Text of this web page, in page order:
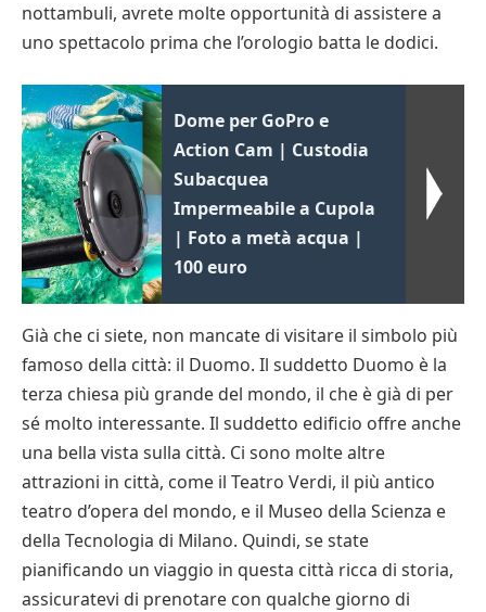
nottambuli, avrete molte opportunità di assistere a
uno spettacolo prima che l’orologio batta le dodici.
Dome per GoPro e
Action Cam | Custodia
Subacquea
Impermeabile a Cupola
| Foto a metà acqua |
100 euro
Già che ci siete, non mancate di visitare il simbolo più
famoso della città: il Duomo. Il suddetto Duomo è la
terza chiesa più grande del mondo, il che è già di per
sé molto interessante. Il suddetto edificio offre anche
una bella vista sulla città. Ci sono molte altre
attrazioni in città, come il Teatro Verdi, il più antico
teatro d’opera del mondo, e il Museo della Scienza e
della Tecnologia di Milano. Quindi, se state
pianificando un viaggio in questa città ricca di storia,
assicuratevi di prenotare con qualche giorno di